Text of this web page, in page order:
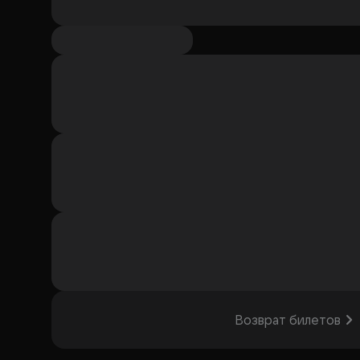
Возврат билетов